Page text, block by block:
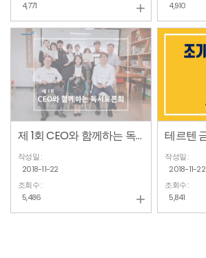
4,771

4,910
제 1회 CEO와 함께하는 독서토론회
작성일 :
2018-11-22
조회수 :
5,486

작성일 :
2018-11-22
조회수 :
5,841